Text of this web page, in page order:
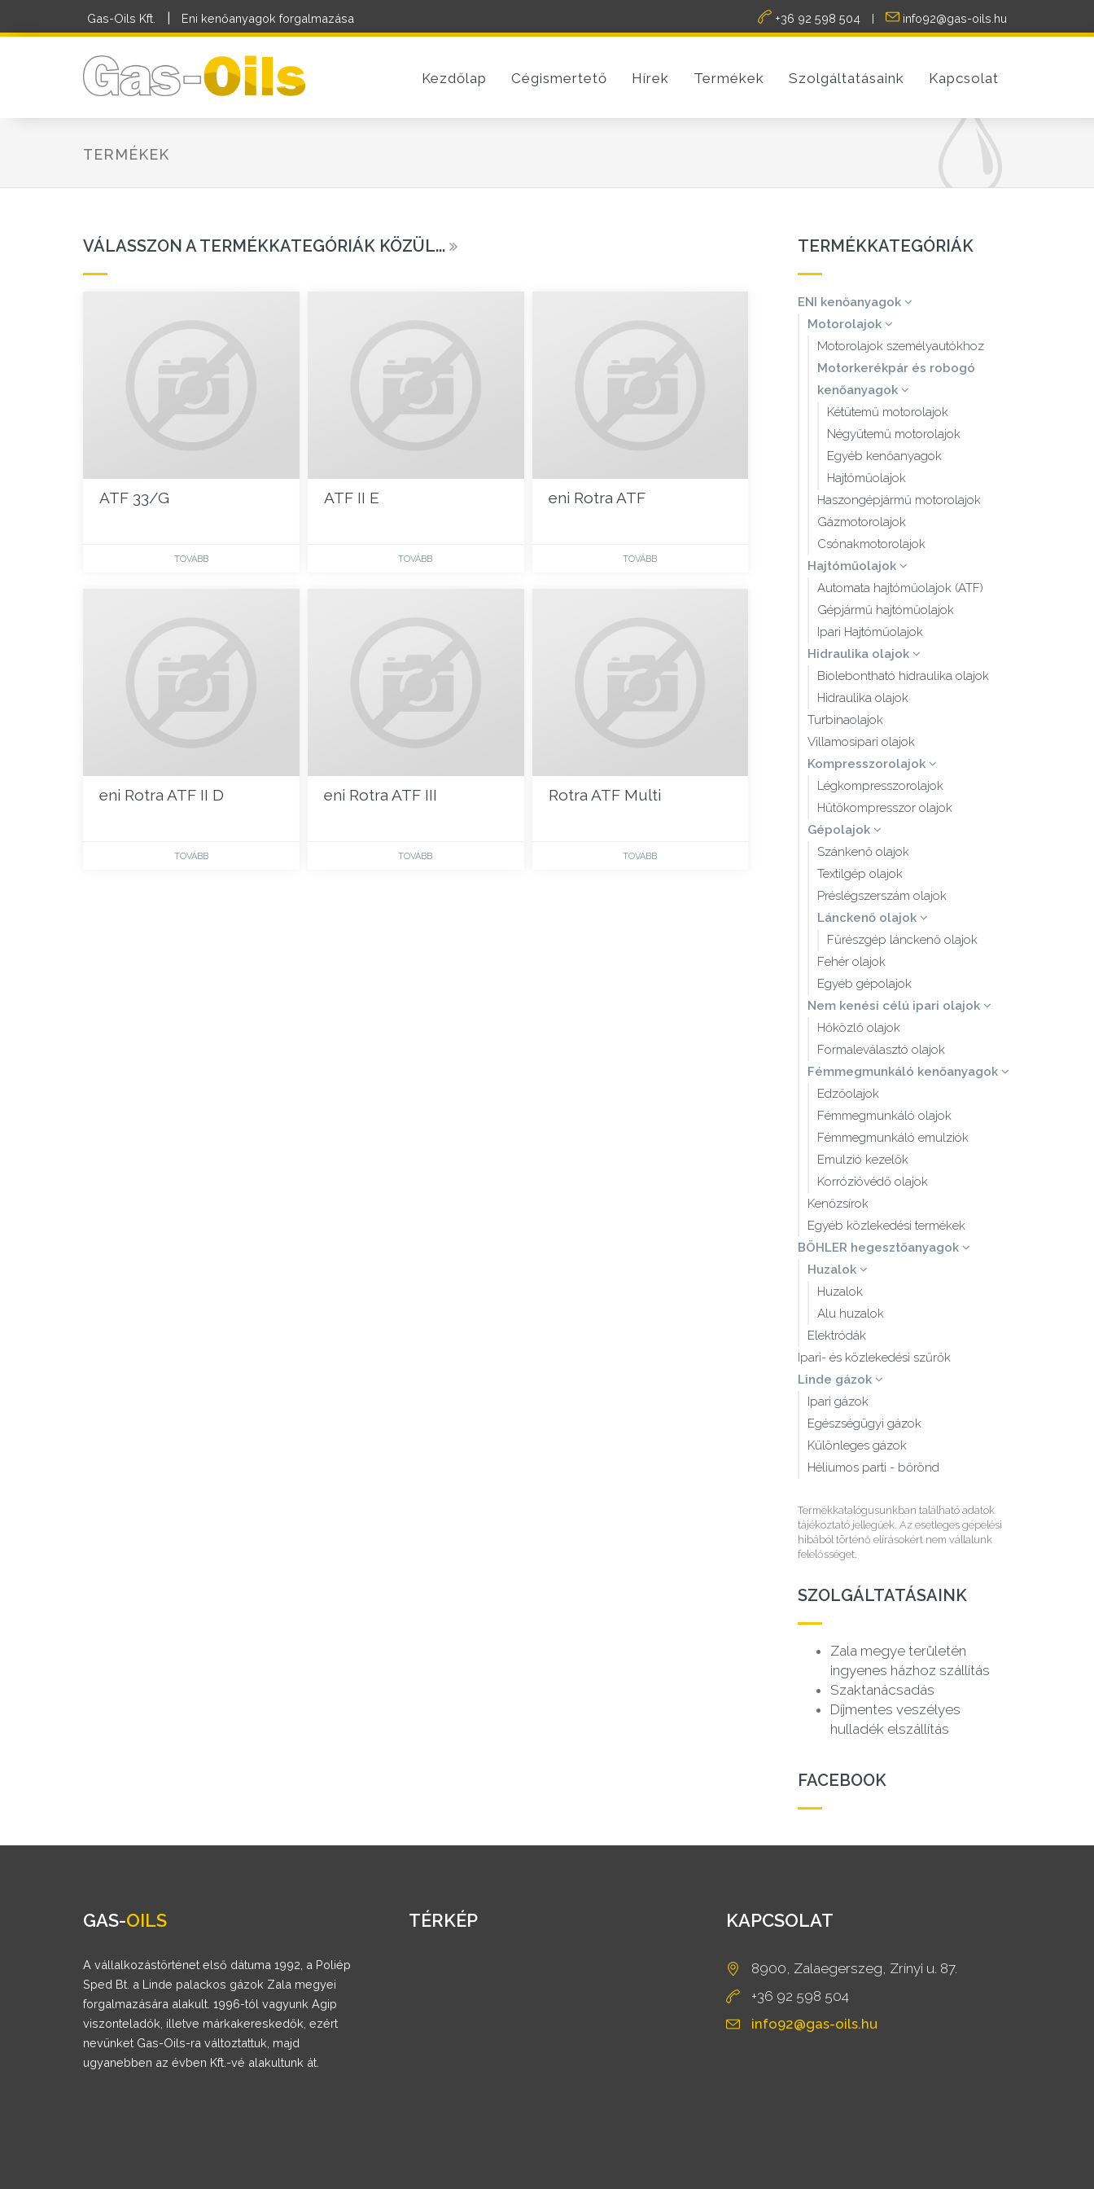
Gas-Oils Kft. Eni kenőanyagok forgalmazása +36 92 598 504 info92@gas-oils.hu
Kezdőlap Cégismertető Hírek Termékek Szolgáltatásaink Kapcsolat
TERMÉKEK
VÁLASSZON A TERMÉKKATEGÓRIÁK KÖZÜL...
ATF 33/G
TOVÁBB
ATF II E
TOVÁBB
eni Rotra ATF
TOVÁBB
eni Rotra ATF II D
TOVÁBB
eni Rotra ATF III
TOVÁBB
Rotra ATF Multi
TOVÁBB
TERMÉKKATEGÓRIÁK
ENI kenőanyagok
Motorolajok
Motorolajok személyautókhoz
Motorkerékpár és robogó
kenőanyagok
Kétütemű motorolajok
Négyütemű motorolajok
Egyéb kenőanyagok
Hajtóműolajok
Haszongépjármű motorolajok
Gázmotorolajok
Csónakmotorolajok
Hajtóműolajok
Automata hajtóműolajok (ATF)
Gépjármű hajtóműolajok
Ipari Hajtóműolajok
Hidraulika olajok
Biolebontható hidraulika olajok
Hidraulika olajok
Turbinaolajok
Villamosipari olajok
Kompresszorolajok
Légkompresszorolajok
Hűtőkompresszor olajok
Gépolajok
Szánkenő olajok
Textilgép olajok
Préslégszerszám olajok
Lánckenő olajok
Fűrészgép lánckenő olajok
Fehér olajok
Egyéb gépolajok
Nem kenési célú ipari olajok
Hőközlő olajok
Formaleválasztó olajok
Fémmegmunkáló kenőanyagok
Edzőolajok
Fémmegmunkáló olajok
Fémmegmunkáló emulziók
Emulzió kezelők
Korrózióvédő olajok
Kenőzsírok
Egyéb közlekedési termékek
BÖHLER hegesztőanyagok
Huzalok
Huzalok
Alu huzalok
Elektródák
Ipari- és közlekedési szűrők
Linde gázok
Ipari gázok
Egészségügyi gázok
Különleges gázok
Héliumos parti - bőrönd
Termékkatalógusunkban található adatok
tájékoztató jellegűek. Az esetleges gépelési
hibából történő elírásokért nem vállalunk
felelősséget.
SZOLGÁLTATÁSAINK
Zala megye területén
ingyenes házhoz szállítás
Szaktanácsadás
Díjmentes veszélyes
hulladék elszállítás
FACEBOOK
GAS-OILS
A vállalkozástörténet első dátuma 1992, a Poliép
Sped Bt. a Linde palackos gázok Zala megyei
forgalmazására alakult. 1996-tól vagyunk Agip
viszonteladók, illetve márkakereskedők, ezért
nevünket Gas-Oils-ra változtattuk, majd
ugyanebben az évben Kft.-vé alakultunk át.
TÉRKÉP KAPCSOLAT
8900, Zalaegerszeg, Zrínyi u. 87.
+36 92 598 504
info92@gas-oils.hu